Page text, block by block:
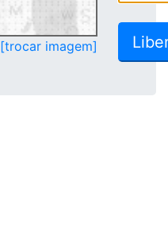
[trocar imagem]